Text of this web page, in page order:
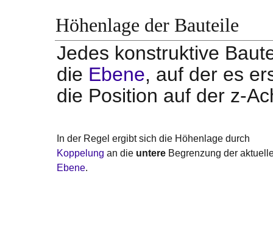
Höhenlage der Bauteile
Jedes konstruktive
die Ebene, auf der es
die Position auf der z-
In der Regel ergibt sich die Höhenlage durch
Koppelung an die untere Begrenzung der
Ebene.